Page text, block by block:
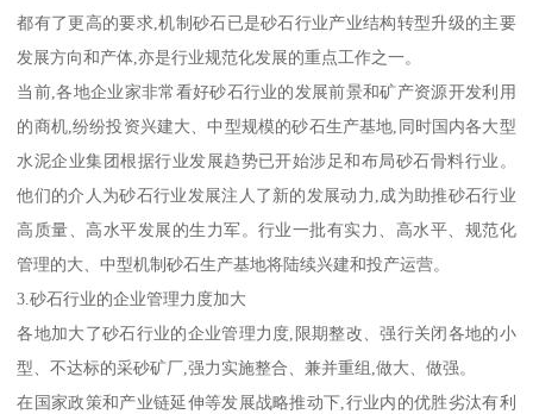
都有了更高的要求,机制砂石已是砂石行业产业结构转型升级的主要
发展方向和产体,亦是行业规范化发展的重点工作之一。
当前,各地企业家非常看好砂石行业的发展前景和矿产资源开发利用
的商机,纷纷投资兴建大、中型规模的砂石生产基地,同时国内各大型
水泥企业集团根据行业发展趋势已开始涉足和布局砂石骨料行业。
他们的介人为砂石行业发展注人了新的发展动力,成为助推砂石行业
高质量、高水平发展的生力军。行业一批有实力、高水平、规范化
管理的大、中型机制砂石生产基地将陆续兴建和投产运营。
3.砂石行业的企业管理力度加大
各地加大了砂石行业的企业管理力度,限期整改、强行关闭各地的小
型、不达标的采砂矿厂,强力实施整合、兼并重组,做大、做强。
在国家政策和产业链延伸等发展战略推动下,行业内的优胜劣汰有利